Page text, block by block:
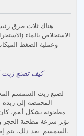
هناك ثلاث طرق
الاستخلاص بالماء
وعملية الضغط
كيف تصنع
لصنع زيت السمسم
المحمصة إلى
مطحونة بشكل أنعم،
تؤثر سرعة مطحنة الحجر
السمسم. بعد ذلك، يتم إضافة الماء وخلطه أثناء عملية الإنتاج.